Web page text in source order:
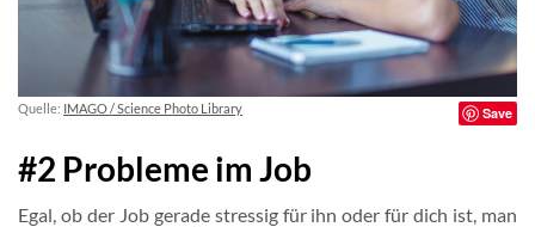
Quelle: IMAGO / Science Photo Library Save
#2 Probleme im Job
Egal, ob der Job gerade stressig für ihn oder für dich ist, man